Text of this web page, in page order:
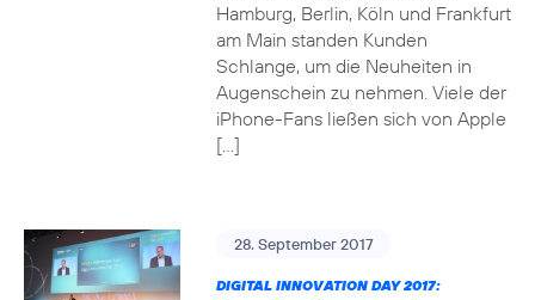
Hamburg, Berlin, Köln und Frankfurt
am Main standen Kunden
Schlange, um die Neuheiten in
Augenschein zu nehmen. Viele der
iPhone-Fans ließen sich von Apple
[…]
28. September 2017
DIGITAL INNOVATION DAY 2017: